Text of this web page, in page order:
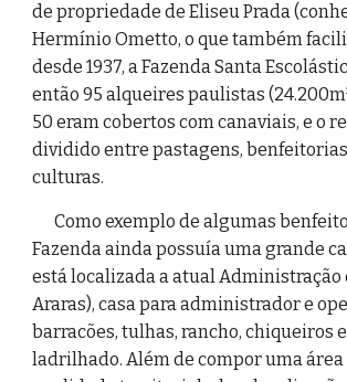
de propriedade de Eliseu Prada
Hermínio Ometto, o que também
desde 1937, a Fazenda Santa
então 95 alqueires paulistas
50 eram cobertos com canaviais, e o
dividido entre pastagens,
culturas.
Como exemplo de algumas
Fazenda ainda possuía uma grande
está localizada a atual Administração
Araras), casa para administrador e
barracões, tulhas, rancho, chiqueiros
ladrilhado. Além de compor uma